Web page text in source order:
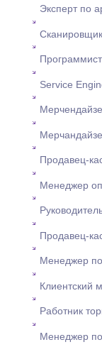
Эксперт по
Service
Продавец-
Менеджер
Продавец-
Менеджер
Клиентский
Работник
Менеджер